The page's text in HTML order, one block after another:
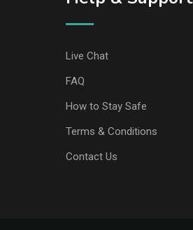
Live Chat
FAQ
How to Stay Safe
Terms & Conditions
Contact Us